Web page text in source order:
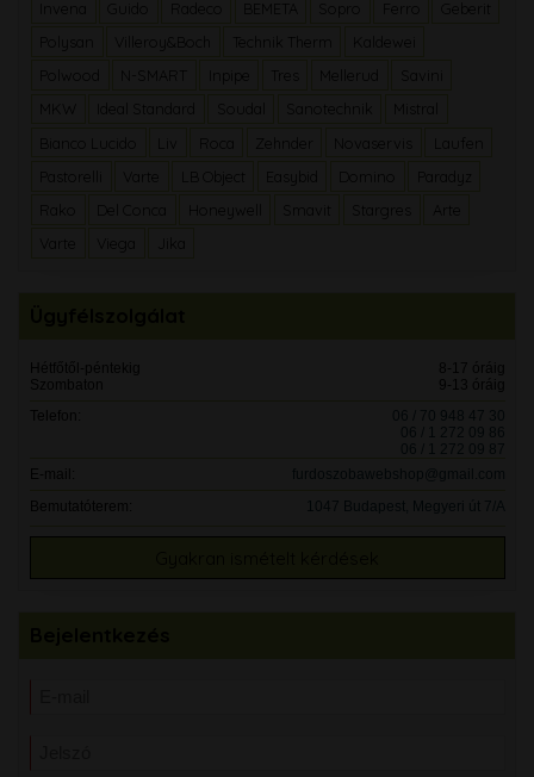
Invena
Radeco BEMETA Ferro
Geberit
Villeroy&Boch Technik Therm
Kaldewei
N-SMART Inpipe Tres Mellerud
MKW
Ideal Standard Sanotechnik
Mistral
Bianco Lucido
Zehnder Novaservis
Laufen
Pastorelli
Varte LB Object
Del Conca Honeywell Smavit Stargres
Arte
Varte
Viega
Hétfőtől-péntekig
8-17 óráig
Szombaton
9-13 óráig
Telefon:
06 / 70 948 47 30
06 / 1 272 09 86
06 / 1 272 09 87
furdoszobawebshop@gmail.com
Bemutatóterem:
1047 Budapest, Megyeri út 7/A